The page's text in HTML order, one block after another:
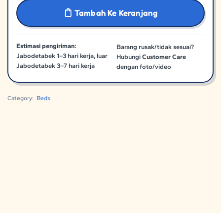
Tambah Ke Keranjang
Estimasi pengiriman:
Jabodetabek 1–3 hari kerja, luar
Jabodetabek 3–7 hari kerja
Barang rusak/tidak sesuai?
HubungiCustomer Care
dengan foto/video
Category: Beds